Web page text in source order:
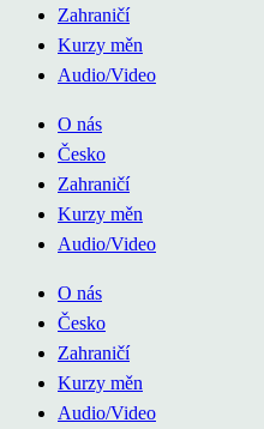
Zahraničí
Kurzy měn
Audio/Video
O nás
Česko
Zahraničí
Kurzy měn
Audio/Video
O nás
Česko
Zahraničí
Kurzy měn
Audio/Video